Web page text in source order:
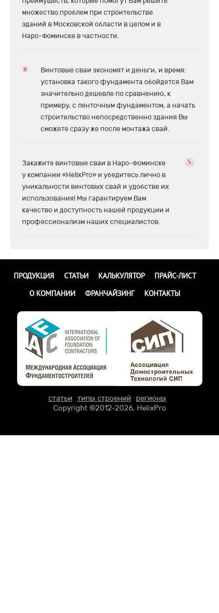
множество проблем при строительстве
зданий в Московской области в целом и в
Наро-Фоминске в частности.
Винтовые сваи экономят и деньги, и время:
установка такого фундамента обойдется Вам
значительно дешевле по сравнению, к
примеру, с ленточным фундаментом, а начать
строительство непосредственно здания Вы
сможете сразу же после монтажа свай.
Закажите винтовые сваи в Наро-Фоминске
у компании «HelixPro» и убедитесь лично в
уникальности винтовых свай и удобстве их
использования! Мы гарантируем Вам
качество и доступность нашей продукции и
профессионализм наших специалистов.
ПРОДУКЦИЯ СТАТЬИ КАЛЬКУЛЯТОР
ПРАЙС-ЛИСТ
О КОМПАНИИ
ФРАНЧАЙЗИНГ КОНТАКТЫ
статьи типы строений
регионы
Copyright ©2012-2026, HelixPro